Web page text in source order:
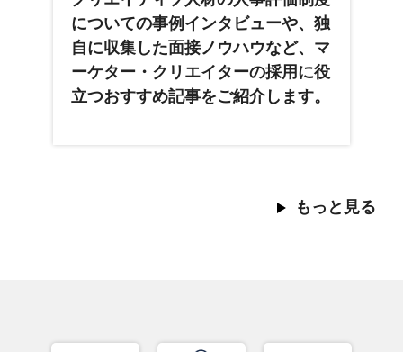
についての事例インタビューや、独
自に収集した面接ノウハウなど、マ
ーケター・クリエイターの採用に役
立つおすすめ記事をご紹介します。
もっと見る